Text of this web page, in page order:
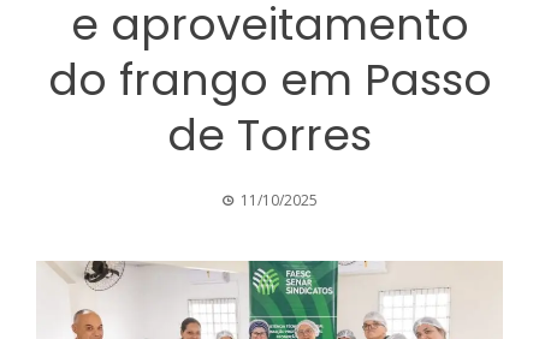
e aproveitamento
do frango em Passo
de Torres
11/10/2025